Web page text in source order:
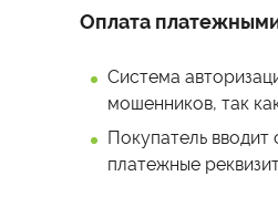
Оплата
Система
мошенников, так
Покупатель
платежные